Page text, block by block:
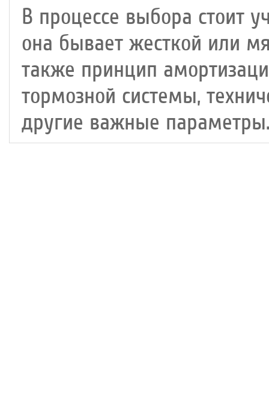
В процессе выбора стоит
она бывает жесткой или
также принцип
тормозной системы,
другие важные параметры.